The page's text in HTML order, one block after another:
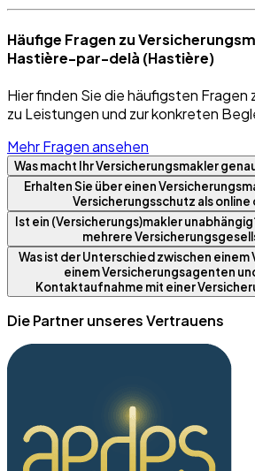
Häufige Fragen zu
Hastière-par-delà (Hastière)
Hier finden Sie die häufigsten Fragen
zu Leistungen und zur konkreten
Mehr Fragen ansehen
Was macht Ihr Versicherungsmakler
Erhalten Sie über einen
Versicherungsschutz als
Ist ein (Versicherungs)makler
mehrere
Was ist der Unterschied zwischen einem
einem Versicherungsagenten
Kontaktaufnahme mit einer
Die Partner unseres Vertrauens